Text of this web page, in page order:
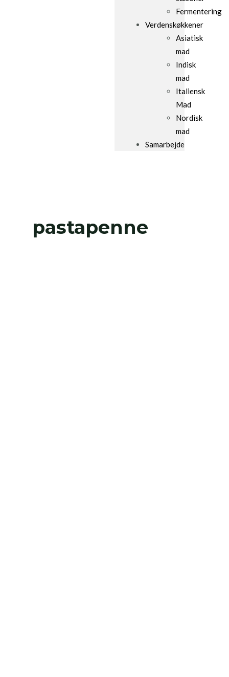
Fermentering
Verdenskøkkener
Asiatisk
mad
Indisk
mad
Italiensk
Mad
Nordisk
mad
Samarbejde
pastapenne